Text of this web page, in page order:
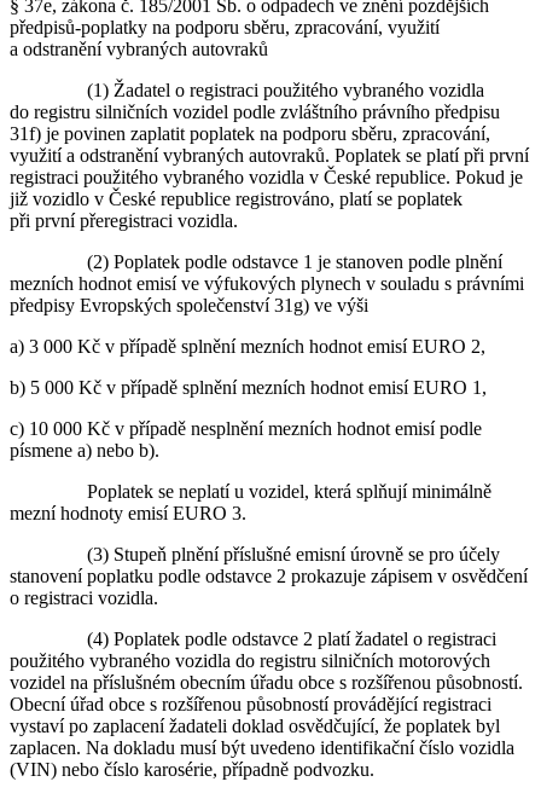
§ 37e, zákona č. 185/2001 Sb. o odpadech ve znění pozdějších
předpisů-poplatky na podporu sběru, zpracování, využití
a odstranění vybraných autovraků
(1) Žadatel o registraci použitého vybraného vozidla
do registru silničních vozidel podle zvláštního právního předpisu
31f) je povinen zaplatit poplatek na podporu sběru, zpracování,
využití a odstranění vybraných autovraků. Poplatek se platí při první
registraci použitého vybraného vozidla v České republice. Pokud je
již vozidlo v České republice registrováno, platí se poplatek
při první přeregistraci vozidla.
(2) Poplatek podle odstavce 1 je stanoven podle plnění
mezních hodnot emisí ve výfukových plynech v souladu s právními
předpisy Evropských společenství 31g) ve výši
a) 3 000 Kč v případě splnění mezních hodnot emisí EURO 2,
b) 5 000 Kč v případě splnění mezních hodnot emisí EURO 1,
c) 10 000 Kč v případě nesplnění mezních hodnot emisí podle
písmene a) nebo b).
Poplatek se neplatí u vozidel, která splňují minimálně
mezní hodnoty emisí EURO 3.
(3) Stupeň plnění příslušné emisní úrovně se pro účely
stanovení poplatku podle odstavce 2 prokazuje zápisem v osvědčení
o registraci vozidla.
(4) Poplatek podle odstavce 2 platí žadatel o registraci
použitého vybraného vozidla do registru silničních motorových
vozidel na příslušném obecním úřadu obce s rozšířenou působností.
Obecní úřad obce s rozšířenou působností provádějící registraci
vystaví po zaplacení žadateli doklad osvědčující, že poplatek byl
zaplacen. Na dokladu musí být uvedeno identifikační číslo vozidla
(VIN) nebo číslo karosérie, případně podvozku.